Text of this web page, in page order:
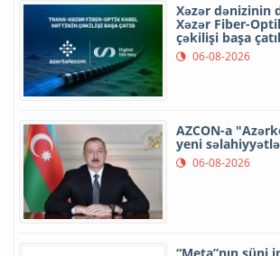
Xəzər dənizinin
Xəzər Fiber-
çəkilişi başa
06-08-2026
AZCON-a
yeni
06-08-2026
“Meta”nın süni